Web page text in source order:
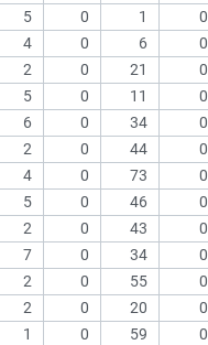
5 0 1 0
4 0 6 0
2 0 21 0
5 0 11 0
6 0 34 0
2 0 44 0
4 0 73 0
5 0 46 0
2 0 43 0
7 0 34 0
2 0 55 0
2 0 20 0
1 0 59 0